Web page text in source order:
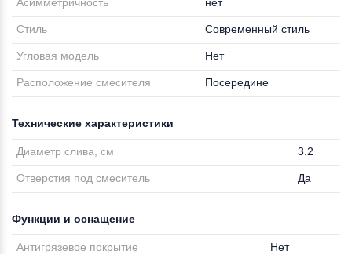
Стиль Современный стиль
Угловая модель Нет
Расположение смесителя Посередине
Технические характеристики
Диаметр слива, см 3.2
Отверстия под смеситель Да
Функции и оснащение
Антигрязевое покрытие Нет